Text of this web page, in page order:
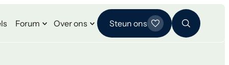
Forum Over ons Steun ons